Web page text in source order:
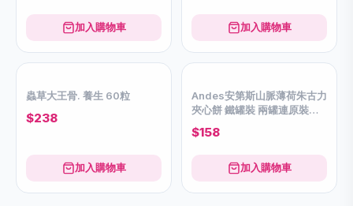
加入購物車 加入購物車
蟲草大王骨. 養生 60粒
$238
加入購物車
Andes安第斯山脈薄荷朱古力
夾心餅 鐵罐裝 兩罐連原裝禮
袋
$158
加入購物車